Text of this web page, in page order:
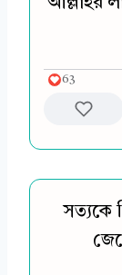
63
সত্যকে